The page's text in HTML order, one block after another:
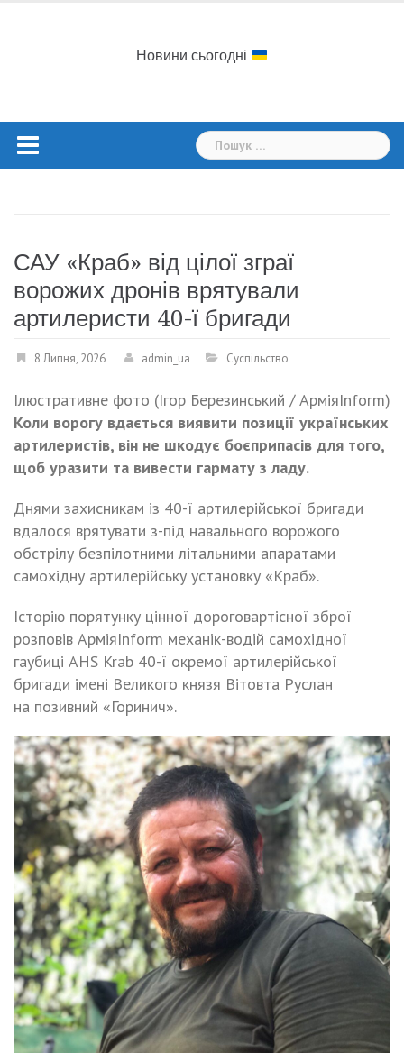
Новини сьогодні
Пошук:
САУ «Краб» від цілої зграї
ворожих дронів врятували
артилеристи 40-ї бригади
8 Липня, 2026 admin_ua Суспільство
Ілюстративне фото (Ігор Березинський / АрміяInform)
Коли ворогу вдається виявити позиції українських
артилеристів, він не шкодує боєприпасів для того,
щоб уразити та вивести гармату з ладу.
Днями захисникам із 40-ї артилерійської бригади
вдалося врятувати з-під навального ворожого
обстрілу безпілотними літальними апаратами
самохідну артилерійську установку «Краб».
Історію порятунку цінної дороговартісної зброї
розповів АрміяInform механік-водій самохідної
гаубиці AHS Krab 40-ї окремої артилерійської
бригади імені Великого князя Вітовта Руслан
на позивний «Горинич».